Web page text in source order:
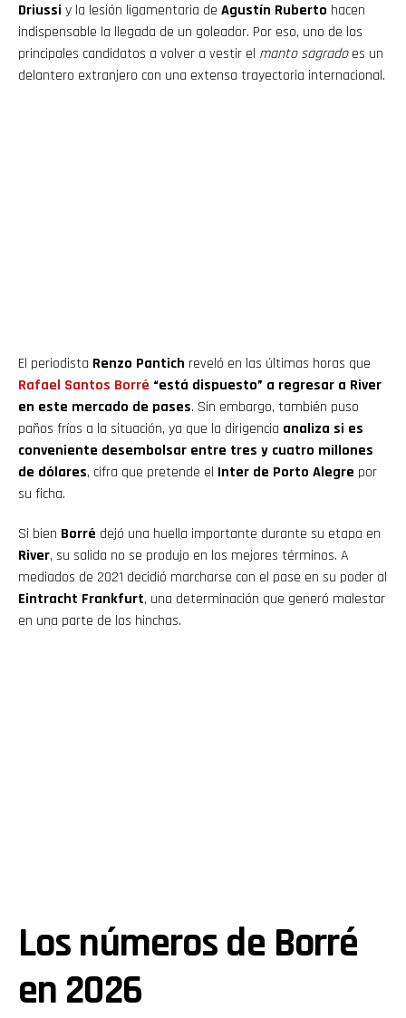
Driussi y la lesión ligamentaria de Agustín Ruberto hacen
indispensable la llegada de un goleador. Por eso, uno de los
principales candidatos a volver a vestir el manto sagradoes un
delantero extranjero con una extensa trayectoria internacional.
El periodista Renzo Pantich reveló en las últimas horas que
Rafael Santos Borré “está dispuesto” a regresar a River
en este mercado de pases. Sin embargo, también puso
paños fríos a la situación, ya que la dirigencia analiza si es
conveniente desembolsar entre tres y cuatro millones
de dólares, cifra que pretende el Inter de Porto Alegre por
su ficha.
Si bien Borré dejó una huella importante durante su etapa en
River, su salida no se produjo en los mejores términos. A
mediados de 2021 decidió marcharse con el pase en su poder al
Eintracht Frankfurt, una determinación que generó malestar
en una parte de los hinchas.
Los números de Borré
en 2026